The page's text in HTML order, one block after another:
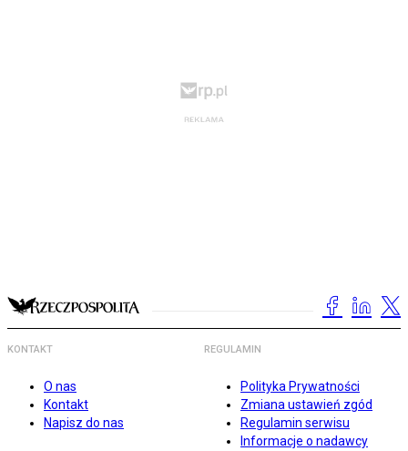
KONTAKT
O nas
Kontakt
Napisz do nas
REGULAMIN
Polityka Prywatności
Zmiana ustawień zgód
Regulamin serwisu
Informacje o nadawcy